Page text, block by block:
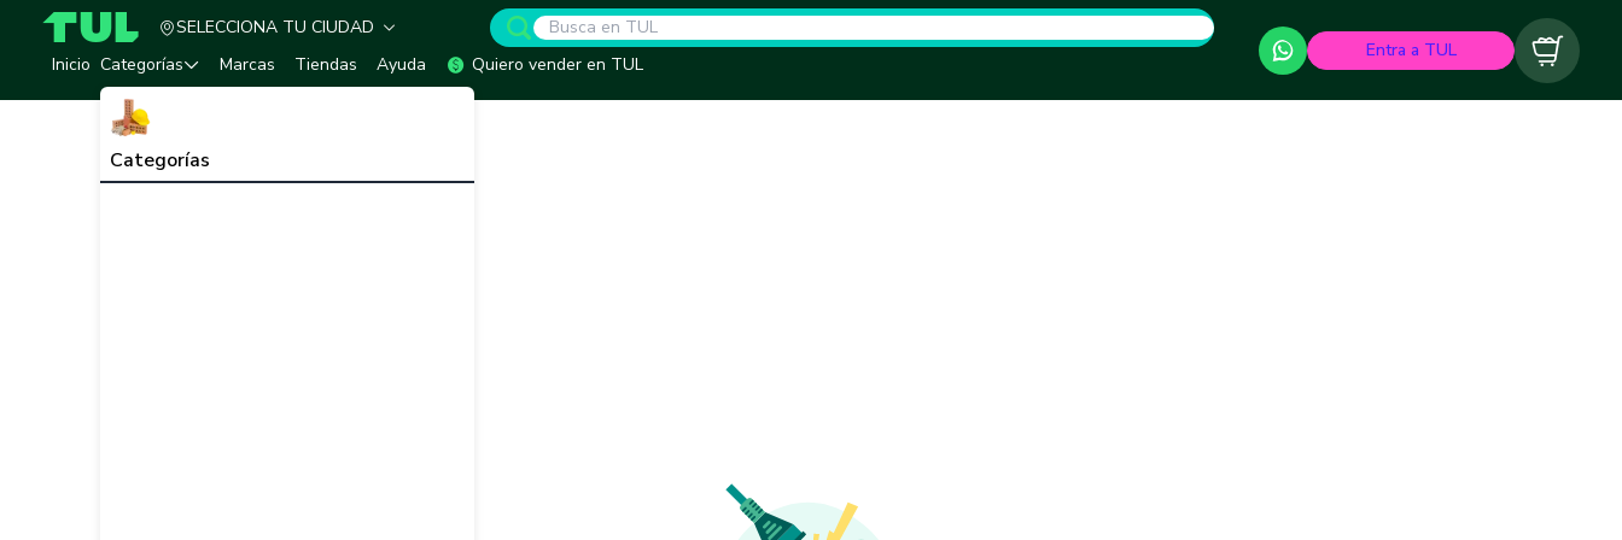
TUL - Tu Marketplace de Construcción
SELECCIONA TU CIUDAD
Inicio Categorías
Categorías
Marcas Tiendas Ayuda Quiero vender en TUL
Entra a TUL Carrito